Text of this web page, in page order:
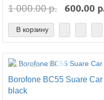
1 000.00 р. 600.00
В корзину
Ваша скидка: -47%
Borofone BC55 Suare
black